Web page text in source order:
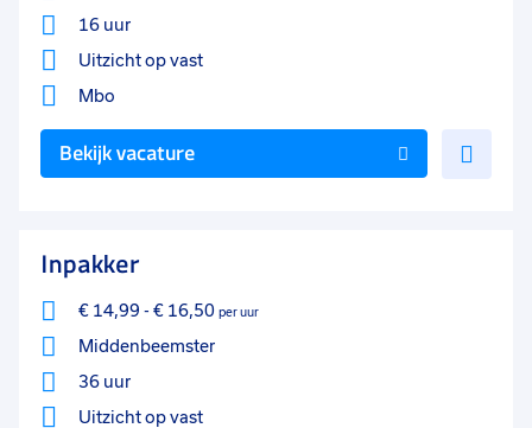
0 - 8 uur 3
16 uur
Uitzicht op vast
Mbo
Bekijk vacature
Inpakker
€ 14,99 - € 16,50 per uur
Middenbeemster
36 uur
Uitzicht op vast